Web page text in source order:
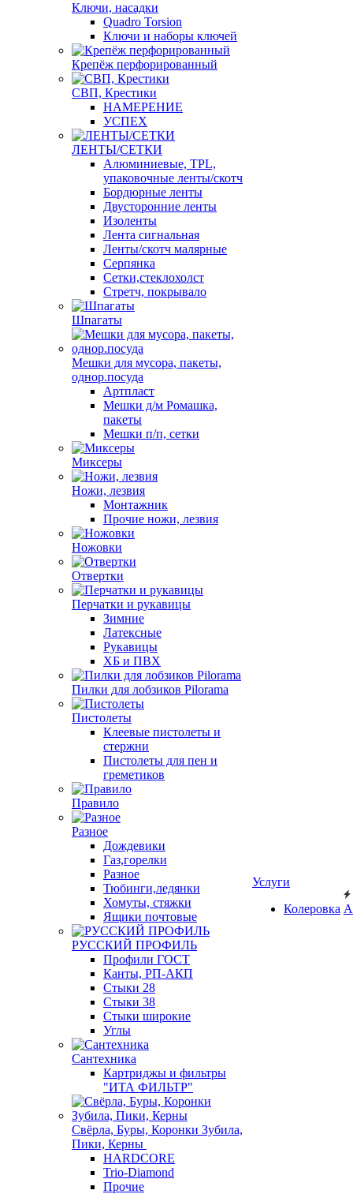
Ключи, насадки
Quadro Torsion
Ключи и наборы ключей
Крепёж перфорированный
СВП, Крестики
НАМЕРЕНИЕ
УСПЕХ
ЛЕНТЫ/СЕТКИ
Алюминиевые, TPL,
упаковочные ленты/скотч
Бордюрные ленты
Двусторонние ленты
Изоленты
Лента сигнальная
Ленты/скотч малярные
Серпянка
Сетки,стеклохолст
Стретч, покрывало
Шпагаты
Мешки для мусора, пакеты,
однор.посуда
Артпласт
Мешки д/м Ромашка,
пакеты
Мешки п/п, сетки
Миксеры
Ножи, лезвия
Монтажник
Прочие ножи, лезвия
Ножовки
Отвертки
Перчатки и рукавицы
Зимние
Латексные
Рукавицы
ХБ и ПВХ
Пилки для лобзиков Pilorama
Пистолеты
Клеевые пистолеты и
стержни
Пистолеты для пен и
греметиков
Правило
Разное
Дождевики
Газ,горелки
Разное
Тюбинги,ледянки
Хомуты, стяжки
Ящики почтовые
РУССКИЙ ПРОФИЛЬ
Профили ГОСТ
Канты, РП-АКП
Стыки 28
Стыки 38
Стыки широкие
Углы
Сантехника
Картриджы и фильтры
"ИТА ФИЛЬТР"
Свёрла, Буры, Коронки Зубила,
Пики, Керны
HARDCORE
Trio-Diamond
Прочие
Услуги
Колеровка